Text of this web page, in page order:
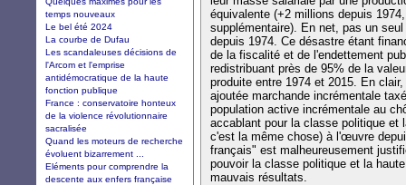
équivalente (+2 millions depuis
supplémentaire). En net, pas un
depuis 1974. Ce désastre étant
de la fiscalité et de l'endettement
redistribuant près de 95% de la
produite entre 1974 et 2015. En
ajoutée marchande incrémentale
population active incrémentale au
accablant pour la classe politique et
c'est la même chose) à l'œuvre
français" est malheureusement
pouvoir la classe politique et la
mauvais résultats.
temps nouveaux
Le bel été 2024
La courbe de Dufau
Les scandaleuses décisions de
l'Arcom et l'emprise
antidémocratique de la haute
fonction publique
France : conservatoire honteux
de la violence révolutionnaire
sacralisée
Quand les moteurs de recherche
évoluent bizarrement ...
Eléments pour comprendre la
descente aux enfers française